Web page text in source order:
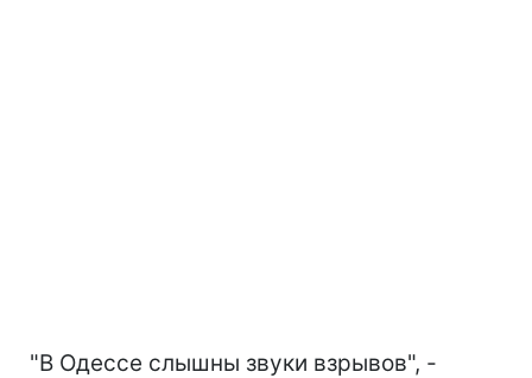
"В Одессе слышны звуки взрывов", -